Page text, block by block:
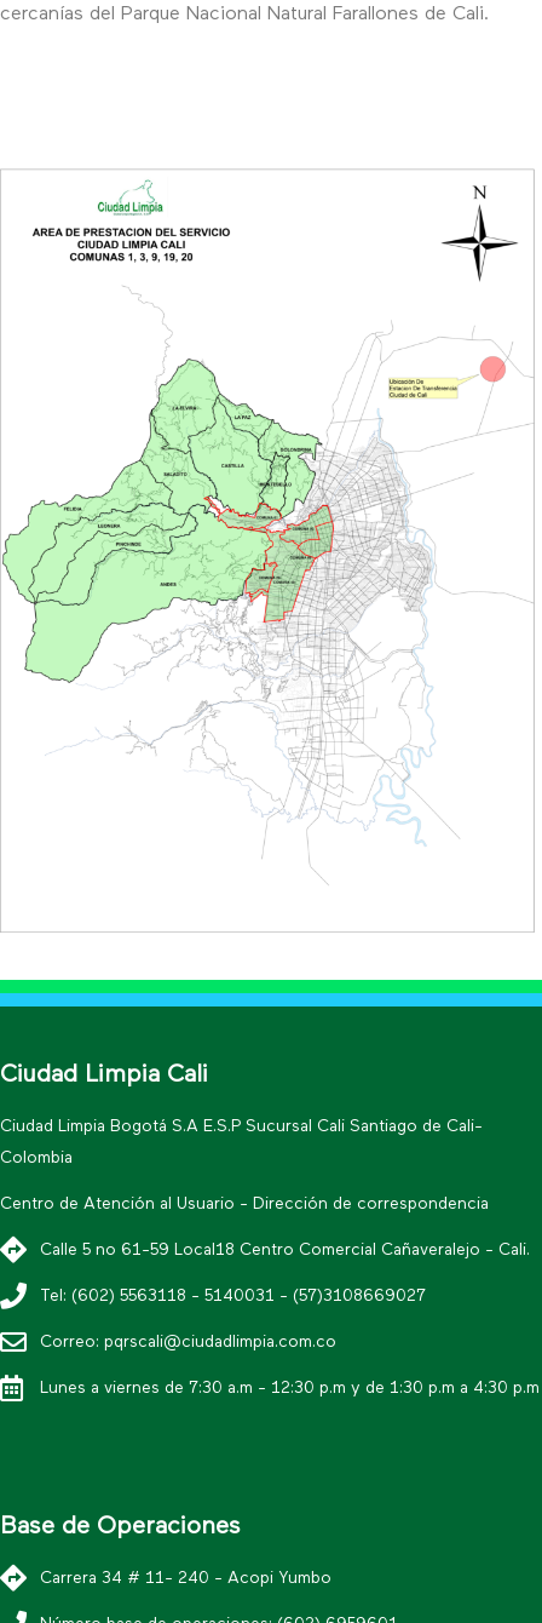
cercanías del Parque Nacional Natural Farallones de Cali.
Ciudad Limpia Cali
Ciudad Limpia Bogotá S.A E.S.P Sucursal Cali Santiago de Cali-
Colombia
Centro de Atención al Usuario - Dirección de correspondencia
Calle 5 no 61-59 Local18 Centro Comercial Cañaveralejo - Cali.
Tel: (602) 5563118 - 5140031 - (57)3108669027
Correo: pqrscali@ciudadlimpia.com.co
Lunes a viernes de 7:30 a.m - 12:30 p.m y de 1:30 p.m a 4:30 p.m
Base de Operaciones
Carrera 34 # 11- 240 - Acopi Yumbo